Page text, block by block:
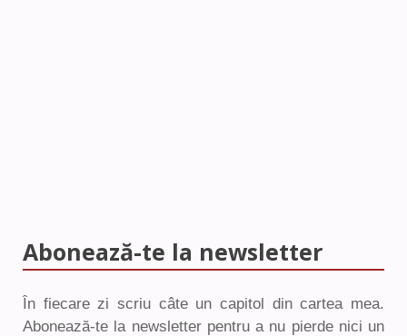
Abonează-te la newsletter
În fiecare zi scriu câte un capitol din cartea mea.
Abonează-te la newsletter pentru a nu pierde nici un